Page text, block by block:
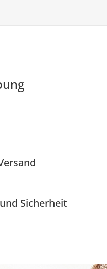
Sicherheit